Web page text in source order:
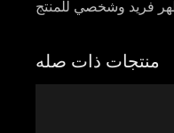
منتجات ذات صله